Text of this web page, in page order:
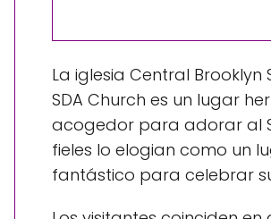
La iglesia Central Brooklyn
SDA Church es un lugar
acogedor para adorar al
fieles lo elogian como un
fantástico para celebrar